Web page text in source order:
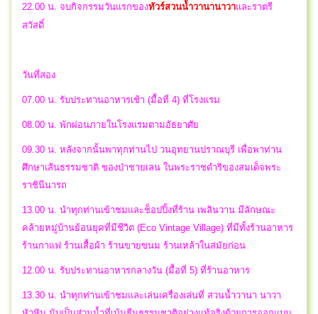
22.00 น. จบกิจกรรมวันแรกของทัวร์สวนน้ำวานานาวาและราตรี
สวัสดิ์
วันที่สอง
07.00 น. รับประทานอาหารเช้า (มื้อที่ 4) ที่โรงแรม
08.00 น. พักผ่อนภายในโรงแรมตามอัธยาศัย
09.30 น. หลังจากนั้นพาทุกท่านไป วนอุทยานปราณบุรี เพื่อพาท่าน
ศึกษาเส้นธรรมชาติ ของป่าชายเลน ในพระราชดำริของสมเด็จพระ
ราชินีนารถ
13.00 น. นำทุกท่านเข้าชมและช็อปปิ้งที่ร้าน เพลินวาน มีลักษณะ
คล้ายหมู่บ้านย้อนยุคที่มีชีวิต (Eco Vintage Village) ที่มีทั้งร้านอาหาร
ร้านกาแฟ ร้านเสื้อผ้า ร้านขายขนม ร้านเหล้าในสมัยก่อน
12.00 น. รับประทานอาหารกลางวัน (มื้อที่ 5) ที่ร้านอาหาร
13.30 น. นำทุกท่านเข้าชมและเล่นเครื่องเล่นที่ สวนน้ำวานา นาวา